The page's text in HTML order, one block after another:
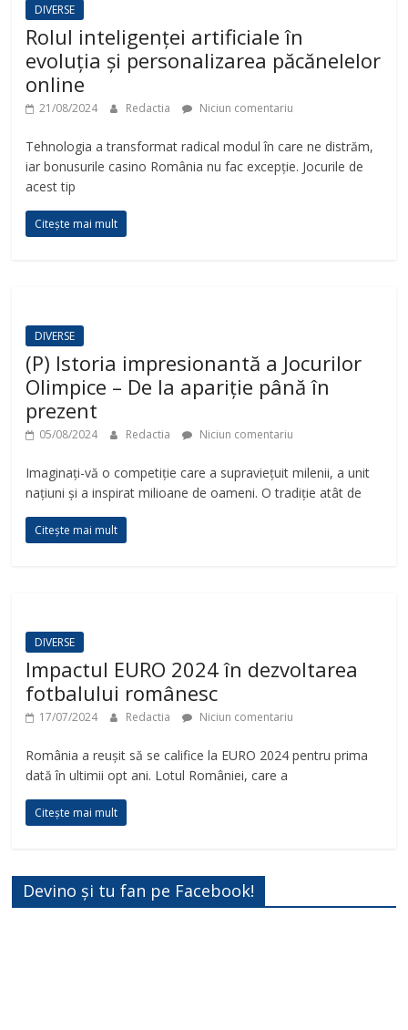
DIVERSE
Rolul inteligenței artificiale în
evoluția și personalizarea păcănelelor
online
21/08/2024 Redactia Niciun comentariu
Tehnologia a transformat radical modul în care ne distrăm,
iar bonusurile casino România nu fac excepție. Jocurile de
acest tip
Citește mai mult
DIVERSE
(P) Istoria impresionantă a Jocurilor
Olimpice – De la apariție până în
prezent
05/08/2024 Redactia Niciun comentariu
Imaginați-vă o competiție care a supraviețuit milenii, a unit
națiuni și a inspirat milioane de oameni. O tradiție atât de
Citește mai mult
DIVERSE
Impactul EURO 2024 în dezvoltarea
fotbalului românesc
17/07/2024 Redactia Niciun comentariu
România a reușit să se califice la EURO 2024 pentru prima
dată în ultimii opt ani. Lotul României, care a
Citește mai mult
Devino și tu fan pe Facebook!